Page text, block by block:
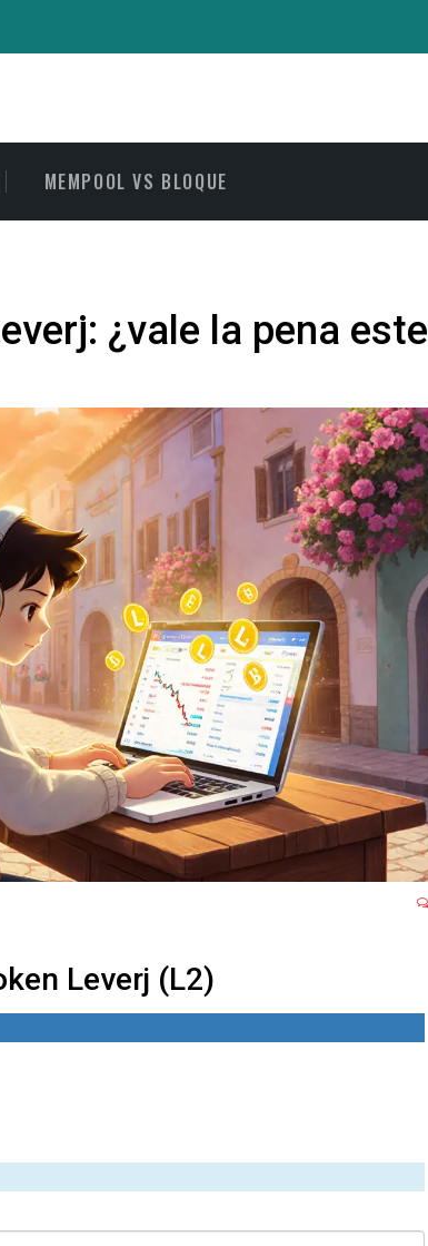
MEMPOOL VS BLOQUE
¿vale la pena este
Leverj (L2)